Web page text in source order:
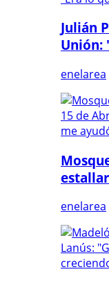
Julián
Unión:
enelarea
enelarea